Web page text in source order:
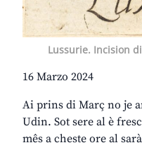
Lussurie. Incision
16 Marzo 2024
Ai prins di Març no je
Udin. Sot sere al è
mês a cheste ore al